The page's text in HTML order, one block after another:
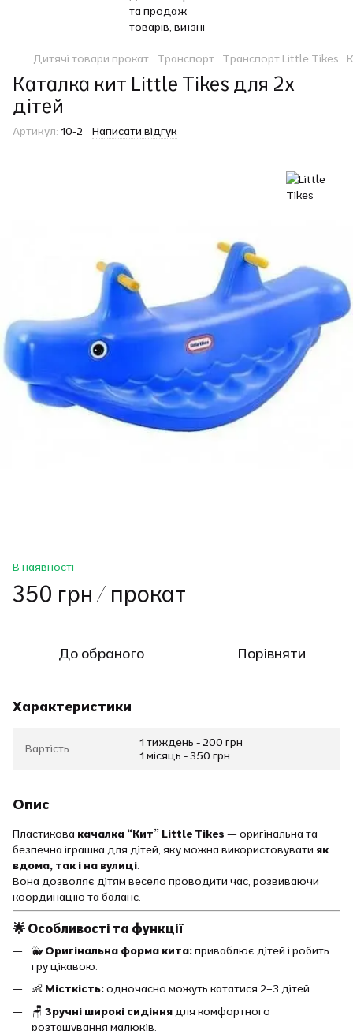
Дитячі товари прокат Транспорт Транспорт Little Tikes
Каталка кит Little Tikes для 2х
дітей
Артикул: 10-2 Написати відгук
В наявності
350 грн / прокат
До обраного Порівняти
Характеристики
Вартість
1 тиждень - 200 грн
1 місяць - 350 грн
Опис
Пластикова качалка “Кит” Little Tikes — оригінальна та
безпечна іграшка для дітей, яку можна використовувати як
вдома, так і на вулиці.
Вона дозволяє дітям весело проводити час, розвиваючи
координацію та баланс.
🌟 Особливості та функції
🐳 Оригінальна форма кита:приваблює дітей і робить
гру цікавою.
👶 Місткість:одночасно можуть кататися 2–3 дітей.
🪑 Зручні широкі сидіння для комфортного
розташування малюків.